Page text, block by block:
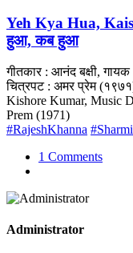
Yeh Kya Hua,
हुआ, कब हुआ
गीतकार : आनंद बक्षी,
चित्रपट : अमर प्रेम
Kishore Kumar, Music
Prem (1971)
#RajeshKhanna
1 Comments
Administrator